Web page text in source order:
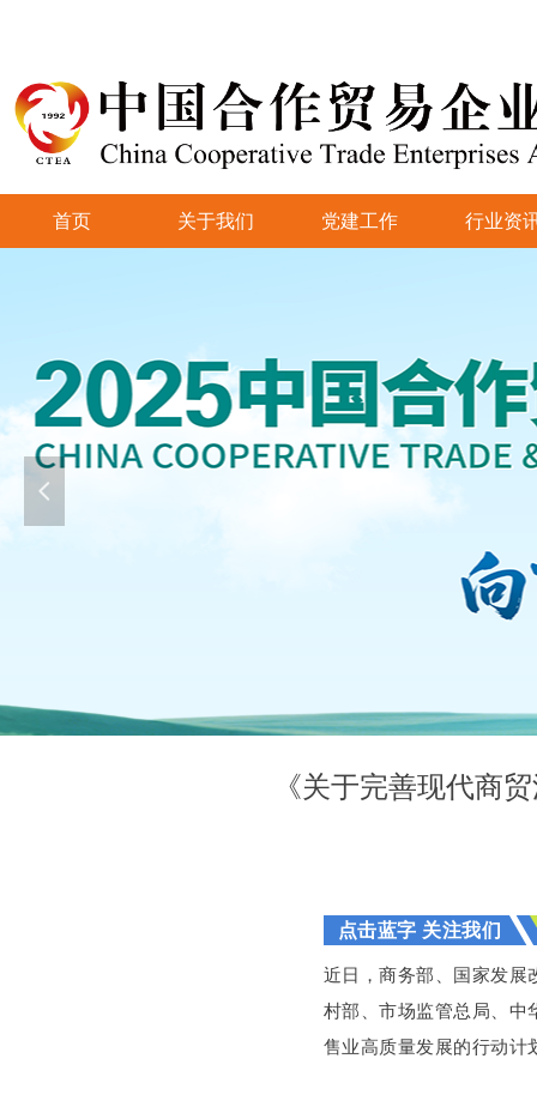
首页 关于我们 党建工作 行业资
넳
《关于完善现代商
点击蓝字 关注我们
近日
，商务部、国家发
村部、市场监管总局、中
售业高质量发展的行动计